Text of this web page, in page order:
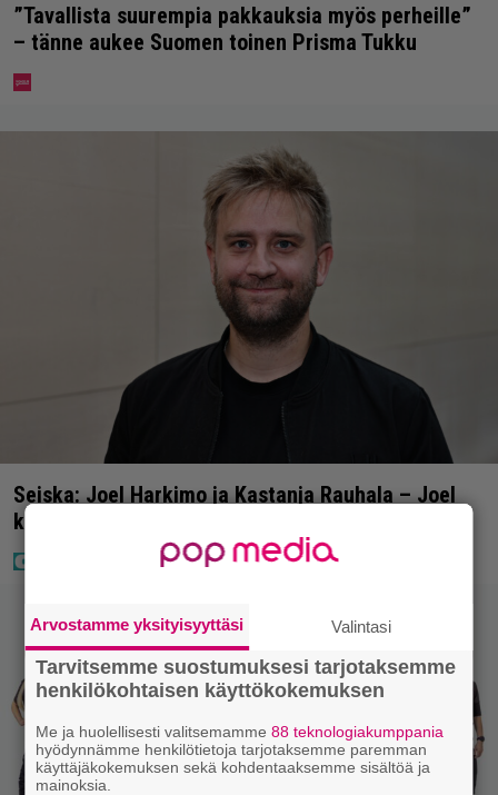
”Tavallista suurempia pakkauksia myös perheille”
– tänne aukee Suomen toinen Prisma Tukku
Seiska: Joel Harkimo ja Kastanja Rauhala – Joel
kertoo nyt kaiken
Arvostamme yksityisyyttäsi Valintasi
Tarvitsemme suostumuksesi tarjotaksemme
henkilökohtaisen käyttökokemuksen
Me ja huolellisesti valitsemamme88 teknologiakumppania
hyödynnämme henkilötietoja tarjotaksemme paremman
käyttäjäkokemuksen sekä kohdentaaksemme sisältöä ja
mainoksia.